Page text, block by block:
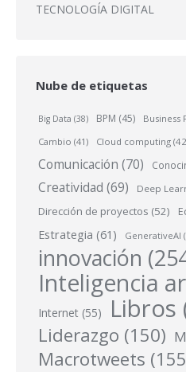
TECNOLOGÍA DIGITAL
Nube de etiquetas
Big Data (38) BPM (45) Business
Cambio (41) Cloud computing
Comunicación (70)
Creatividad (69) Deep
Dirección de proyectos (52)
Estrategia (61) GenerativeAI
innovación
Inteligencia
Internet (55) Libros
Liderazgo (150)
Macrotweets